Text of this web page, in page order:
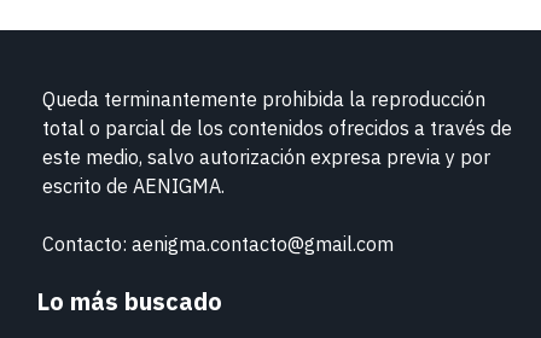
Queda terminantemente prohibida la reproducción
total o parcial de los contenidos ofrecidos a través de
este medio, salvo autorización expresa previa y por
escrito de AENIGMA.
Contacto: aenigma.contacto@gmail.com
Lo más buscado